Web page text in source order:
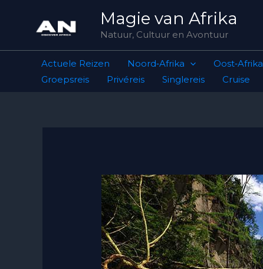
Magie van Afrika
Natuur, Cultuur en Avontuur
Actuele Reizen Noord‑Afrika Oost‑Afrika
Groepsreis
Privéreis Singlereis Cruise